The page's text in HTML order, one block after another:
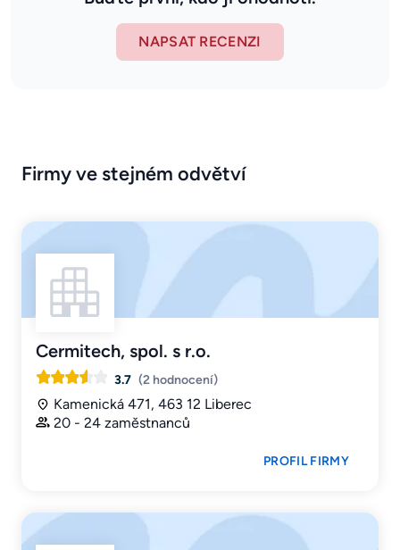
NAPSAT RECENZI
Firmy ve stejném odvětví
Cermitech, spol. s r.o.
3.7 (2 hodnocení)
Kamenická 471, 463 12 Liberec
20 - 24 zaměstnanců
PROFIL FIRMY